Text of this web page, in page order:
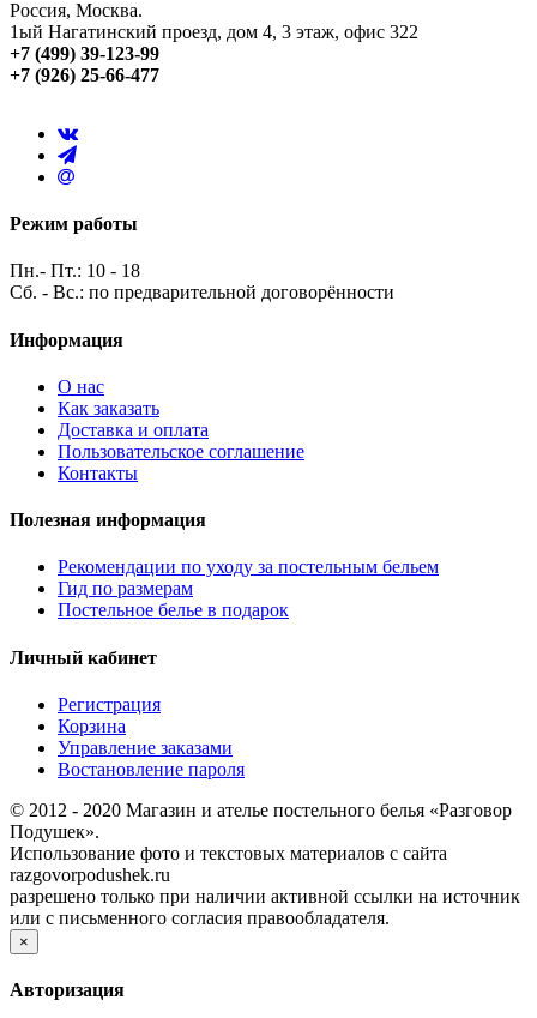
Россия, Москва.
1ый Нагатинский проезд, дом 4, 3 этаж, офис 322
+7 (499) 39-123-99
+7 (926) 25-66-477
Режим работы
Пн.- Пт.: 10 - 18
Сб. - Вс.: по предварительной договорённости
Информация
О нас
Как заказать
Доставка и оплата
Пользовательское соглашение
Контакты
Полезная информация
Рекомендации по уходу за постельным бельем
Гид по размерам
Постельное белье в подарок
Личный кабинет
Регистрация
Корзина
Управление заказами
Востановление пароля
© 2012 - 2020 Магазин и ателье постельного белья «Разговор
Подушек».
Использование фото и текстовых материалов с сайта
razgovorpodushek.ru
разрешено только при наличии активной ссылки на источник
или с письменного согласия правообладателя.
×
Авторизация